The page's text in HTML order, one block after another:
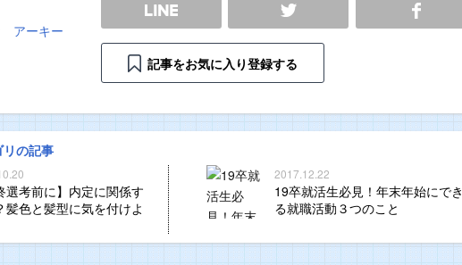
アーキー
SHARE
記事をお気に入り登録する
の記事
選考前に】内定に関係す
髪色と髪型に気を付けよ
2017.12.22
19卒就活生必見！年末年始にでき
る就職活動３つのこと